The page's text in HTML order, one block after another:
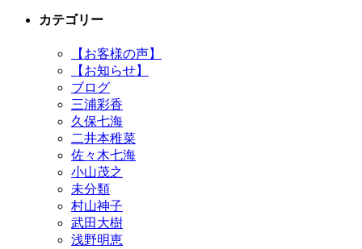
カテゴリー
【お客様の声】
【お知らせ】
ブログ
三浦彩香
久保七海
二井本稚菜
佐々木七海
小山茂之
未分類
村山神子
武田大樹
浅野明恵